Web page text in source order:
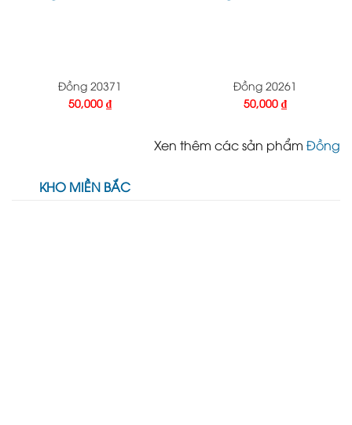
Đồng 20371
50,000 ₫
Đồng 20261
50,000 ₫
Xen thêm các sản phẩm Đồng
KHO MIỀN BẮC